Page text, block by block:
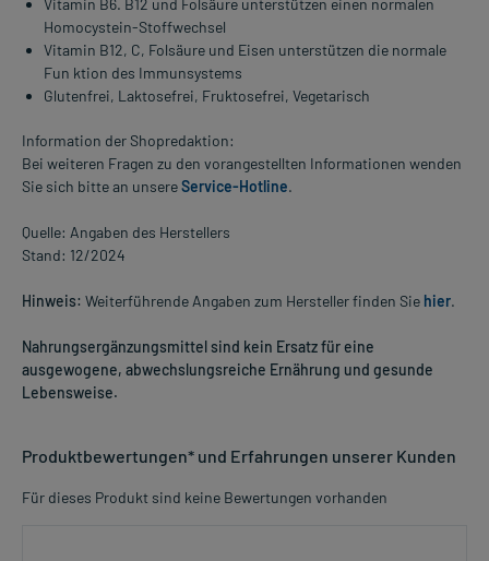
Vitamin B6. B12 und Folsäure unterstützen einen normalen
Homocystein-Stoffwechsel
Vitamin B12, C, Folsäure und Eisen unterstützen die normale
Fun ktion des Immunsystems
Glutenfrei, Laktosefrei, Fruktosefrei, Vegetarisch
Information der Shopredaktion:
Bei weiteren Fragen zu den vorangestellten Informationen wenden
Sie sich bitte an unsereService-Hotline.
Quelle: Angaben des Herstellers
Stand: 12/2024
Hinweis: Weiterführende Angaben zum Hersteller finden Sie hier.
Nahrungsergänzungsmittel sind kein Ersatz für eine
ausgewogene, abwechslungsreiche Ernährung und gesunde
Lebensweise.
Produktbewertungen* und Erfahrungen unserer Kunden
Für dieses Produkt sind keine Bewertungen vorhanden